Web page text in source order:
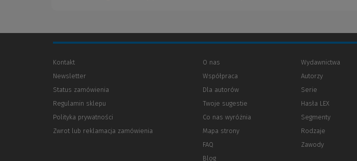
Kontakt
Newsletter
Status zamówienia
Regulamin sklepu
Polityka prywatności
innej
Zwrot lub reklamacja zamówienia
O nas
Współpraca
Dla autorów
innej
strony)
Twoje sugestie
Co nas wyróżnia
Mapa strony
FAQ
Blog
Wydawnictwa
Autorzy
Serie
Hasła LEX
Segmenty
Rodzaje
Zawody